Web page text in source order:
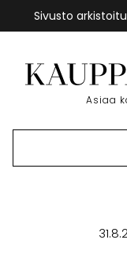
Sivusto
sisältöön
Asiaa